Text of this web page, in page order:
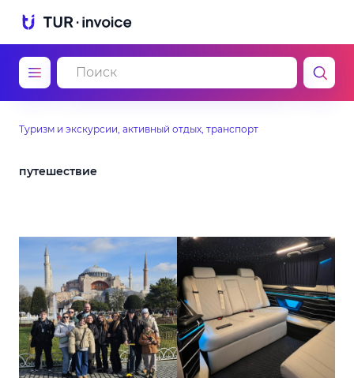
Туризм и экскурсии, активный отдых, транспорт
путешествие